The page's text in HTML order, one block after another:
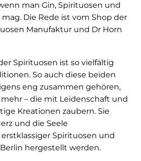
man Gin, Spirituosen und
Die Rede ist vom Shop der
Manufaktur und Dr Horn
Spirituosen ist so vielfältig
So auch diese beiden
eng zusammen gehören,
– die mit Leidenschaft und
Kreationen zaubern. Sie
und die Seele
Spirituosen und
hergestellt werden.